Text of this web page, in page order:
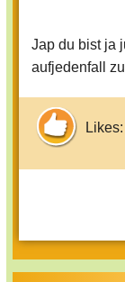
engste
Jap du bist ja
aufjedenfall